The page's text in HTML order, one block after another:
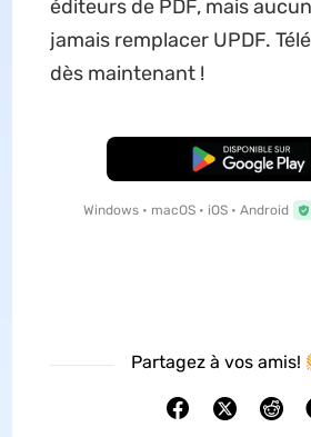
éditeurs de PDF, mais
jamais remplacer UPDF.
dès maintenant !
TÉLÉCHARGER
Windows • macOS • iOS • Android
Partagez à vos amis!